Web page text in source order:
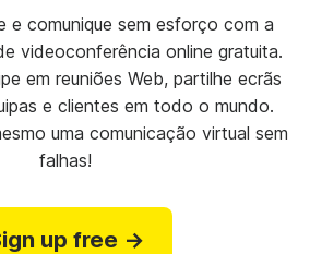
e comunique sem esforço com a
videoconferência online gratuita.
em reuniões Web, partilhe ecrãs
e clientes em todo o mundo.
uma comunicação virtual sem
falhas!
up free →